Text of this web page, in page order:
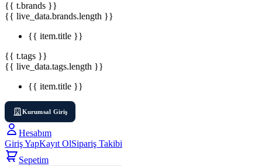
{{ t.brands }}
{{ live_data.brands.length }}
{{ item.title }}
{{ t.tags }}
{{ live_data.tags.length }}
{{ item.title }}
Kurumsal Giriş
Hesabım
Giriş YapKayıt OlSipariş Takibi
Sepetim